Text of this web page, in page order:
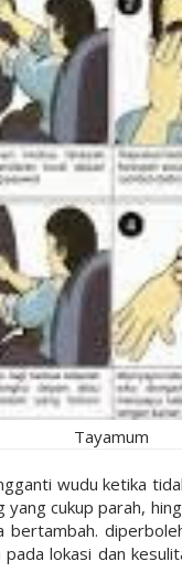
Tayamum
wudu ketika
cukup parah,
bertambah.
lokasi dan